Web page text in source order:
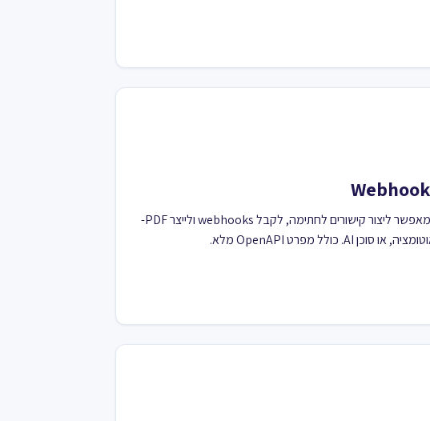
ה-REST API של FillFaster מאפשר ליצור קישורים לחתימה, לקבל webhooks ולייצר PDF-